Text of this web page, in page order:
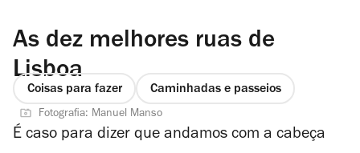
As dez melhores ruas de
Lisboa
Coisas para fazer Caminhadas e passeios
Fotografia: Manuel Manso
É caso para dizer que andamos com a cabeça